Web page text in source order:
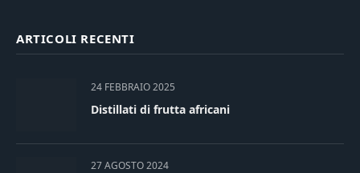
ARTICOLI RECENTI
24 FEBBRAIO 2025
Distillati di frutta africani
27 AGOSTO 2024